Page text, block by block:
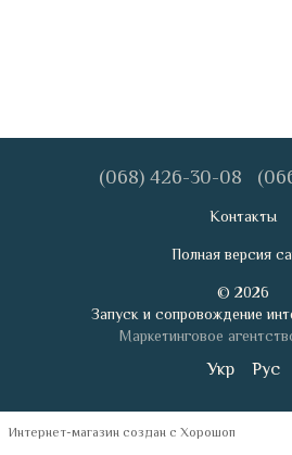
(068) 426-30-08
Контакты
Полная версия
© 2026
Запуск и сопровождение
Маркетинговое
Укр Рус
Интернет-магазин создан с Хорошоп